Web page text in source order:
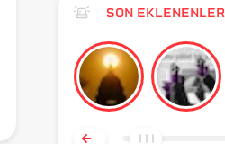
SON EKLENENLER